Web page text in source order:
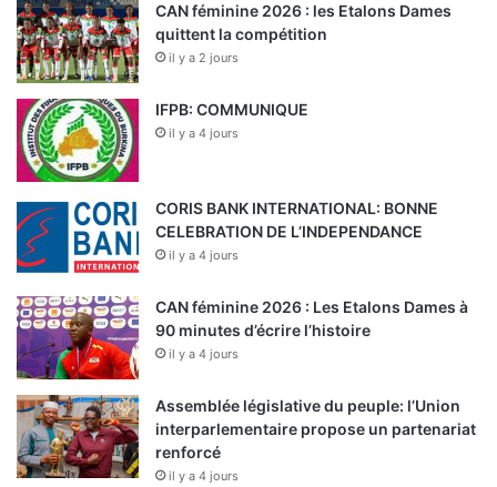
CAN féminine 2026 : les Etalons Dames
quittent la compétition
il y a 2 jours
IFPB: COMMUNIQUE
il y a 4 jours
CORIS BANK INTERNATIONAL: BONNE
CELEBRATION DE L’INDEPENDANCE
il y a 4 jours
CAN féminine 2026 : Les Etalons Dames à
90 minutes d’écrire l’histoire
il y a 4 jours
Assemblée législative du peuple: l’Union
interparlementaire propose un partenariat
renforcé
il y a 4 jours